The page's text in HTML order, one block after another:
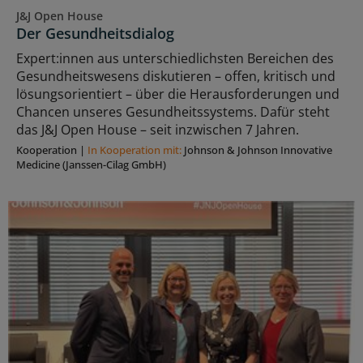
J&J Open House
Der Gesundheitsdialog
Expert:innen aus unterschiedlichsten Bereichen des
Gesundheitswesens diskutieren – offen, kritisch und
lösungsorientiert – über die Herausforderungen und
Chancen unseres Gesundheitssystems. Dafür steht
das J&J Open House – seit inzwischen 7 Jahren.
Kooperation | In Kooperation mit: Johnson & Johnson Innovative
Medicine (Janssen-Cilag GmbH)